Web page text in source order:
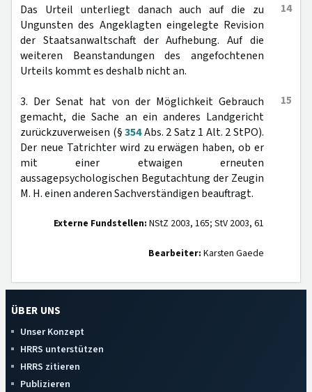
14
Das Urteil unterliegt danach auch auf die zu
Ungunsten des Angeklagten eingelegte Revision
der Staatsanwaltschaft der Aufhebung. Auf die
weiteren Beanstandungen des angefochtenen
Urteils kommt es deshalb nicht an.
15
3. Der Senat hat von der Möglichkeit Gebrauch
gemacht, die Sache an ein anderes Landgericht
zurückzuverweisen (§354Abs. 2 Satz 1 Alt. 2 StPO).
Der neue Tatrichter wird zu erwägen haben, ob er
mit einer etwaigen erneuten
aussagepsychologischen Begutachtung der Zeugin
M. H. einen anderen Sachverständigen beauftragt.
Externe Fundstellen: NStZ 2003, 165; StV 2003, 61
Bearbeiter: Karsten Gaede
ÜBER UNS
Unser Konzept
HRRS unterstützen
HRRS zitieren
Publizieren